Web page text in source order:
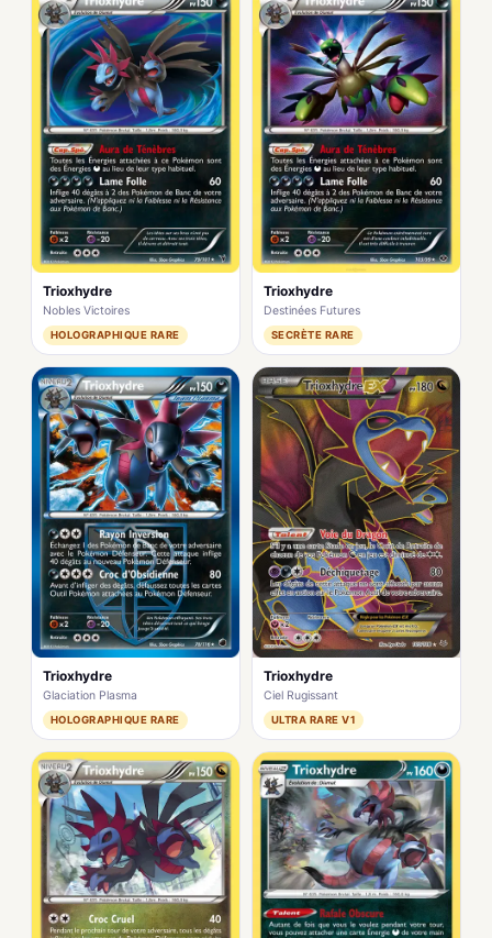
Trioxhydre
Nobles Victoires
HOLOGRAPHIQUE RARE
Trioxhydre
Destinées Futures
SECRÈTE RARE
Trioxhydre
Glaciation Plasma
HOLOGRAPHIQUE RARE
Trioxhydre
Ciel Rugissant
ULTRA RARE V1